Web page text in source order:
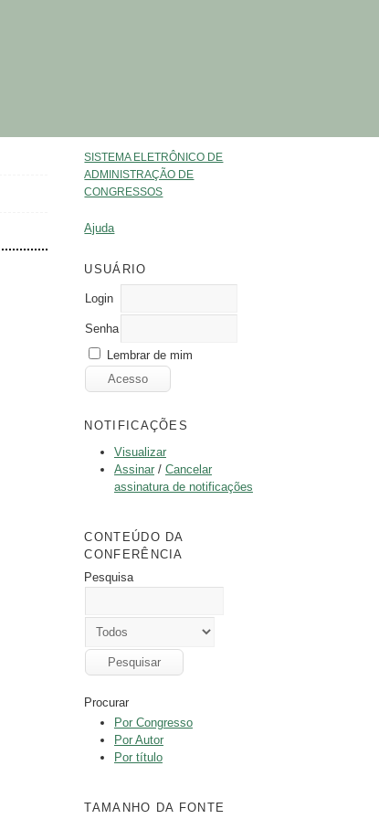
SISTEMA ELETRÔNICO DE
ADMINISTRAÇÃO DE
CONGRESSOS
Ajuda
USUÁRIO
Login
Senha
Lembrar de mim
NOTIFICAÇÕES
Visualizar
Assinar/ Cancelar
assinatura de notificações
CONTEÚDO DA
CONFERÊNCIA
Pesquisa
Procurar
Por Congresso
Por Autor
Por título
TAMANHO DA FONTE